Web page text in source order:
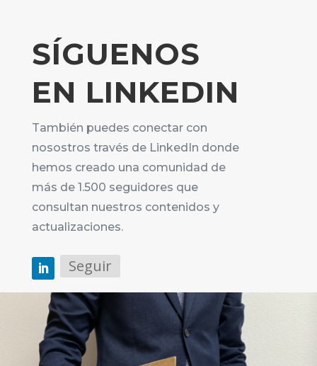
SÍGUENOS
EN LINKEDIN
También puedes conectar con
nosostros través de LinkedIn donde
hemos creado una comunidad de
más de 1.500 seguidores que
consultan nuestros contenidos y
actualizaciones.
Seguir